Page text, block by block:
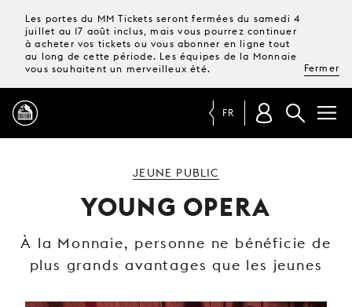
Les portes du MM Tickets seront fermées du samedi 4
juillet au 17 août inclus, mais vous pourrez continuer
à acheter vos tickets ou vous abonner en ligne tout
au long de cette période. Les équipes de la Monnaie
vous souhaitent un merveilleux été.
Fermer
MAGAZINE
TICKETS &
ABONNEMENTS
FR
JEUNE PUBLIC
YOUNG OPERA
À la Monnaie, personne ne bénéficie de
plus grands avantages que les jeunes